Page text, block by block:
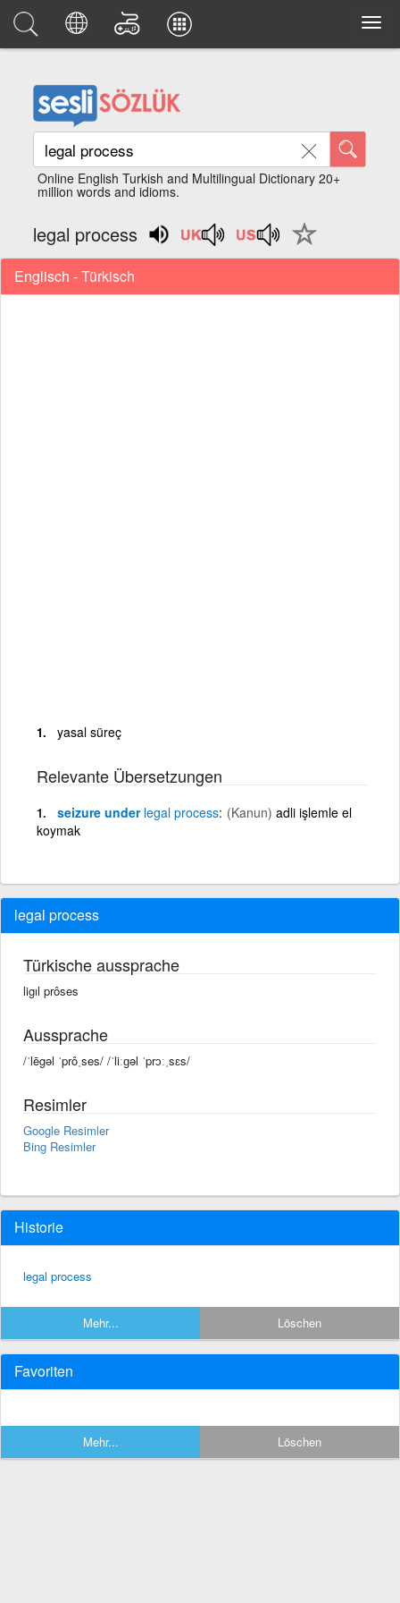
Online English Turkish and Multilingual Dictionary 20+
million words and idioms.
legal process
Englisch - Türkisch
yasal süreç
Relevante Übersetzungen
seizure under legal process (Kanun) adli işlemle el
koymak
legal process
Türkische aussprache
ligıl prôses
Aussprache
/ˈlēgəl ˈprôˌses/ /ˈliːɡəl ˈprɔːˌsɛs/
Resimler
Google Resimler
Bing Resimler
Historie
legal process
Mehr... Löschen
Favoriten
Mehr... Löschen